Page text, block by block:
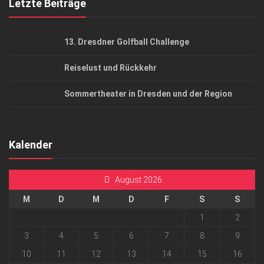
Letzte Beiträge
13. Dresdner Golfball Challenge
Reiselust und Rückkehr
Sommertheater in Dresden und der Region
Kalender
August 2026
M D M D F S
S
1
2
3
4 5 6 7 8
9
10
11 12 13 14 15 16